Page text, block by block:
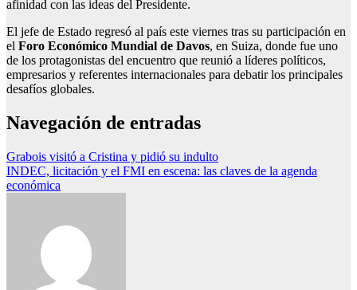
afinidad con las ideas del Presidente.
El jefe de Estado regresó al país este viernes tras su participación en
el Foro Económico Mundial de Davos, en Suiza, donde fue uno
de los protagonistas del encuentro que reunió a líderes políticos,
empresarios y referentes internacionales para debatir los principales
desafíos globales.
Navegación de entradas
Grabois visitó a Cristina y pidió su indulto
INDEC, licitación y el FMI en escena: las claves de la agenda
económica